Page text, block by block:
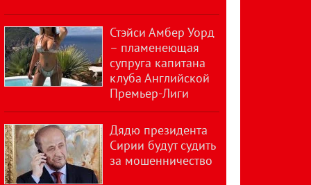
Стэйси Амбер Уорд
– пламенеющая
супруга капитана
клуба Английской
Премьер-Лиги
Дядю президента
Сирии будут судить
за мошенничество